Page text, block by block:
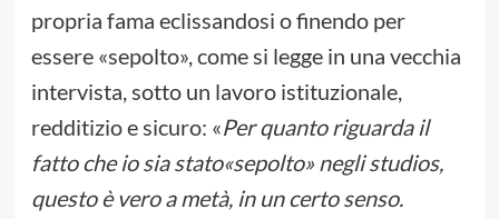
propria fama eclissandosi o finendo per
essere «sepolto», come si legge in una vecchia
intervista, sotto un lavoro istituzionale,
redditizio e sicuro: «Per quanto riguarda il
fatto che io sia stato«sepolto» negli studios,
questo è vero a metà, in un certo senso.